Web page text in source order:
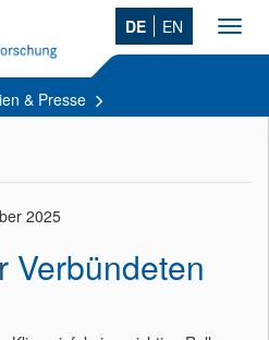
DE EN
& Presse
2025
Verbündeten